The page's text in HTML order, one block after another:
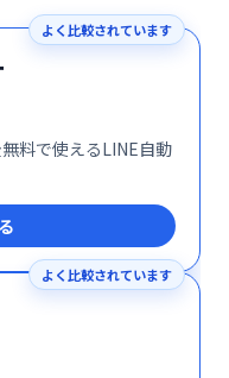
よく比較されています
料で使えるLINE自動
よく比較されています